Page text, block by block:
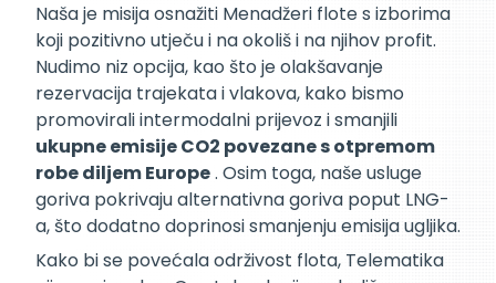
Naša je misija osnažiti Menadžeri flote s izborima
koji pozitivno utječu i na okoliš i na njihov profit.
Nudimo niz opcija, kao što je olakšavanje
rezervacija trajekata i vlakova, kako bismo
promovirali intermodalni prijevoz i smanjili
ukupne emisije CO2 povezane s otpremom
robe diljem Europe. Osim toga, naše usluge
goriva pokrivaju alternativna goriva poput LNG-
a, što dodatno doprinosi smanjenju emisija ugljika.
Kako bi se povećala održivost flota, Telematika